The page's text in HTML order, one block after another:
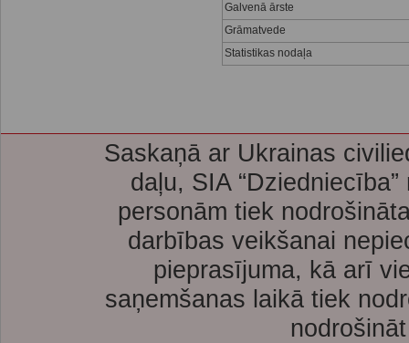
Galvenā ārste
Grāmatvede
Statistikas nodaļa
Saskaņā ar Ukrainas
daļu, SIA
personām tiek
darbības veikšanai
pieprasījuma, kā arī
saņemšanas laikā tiek